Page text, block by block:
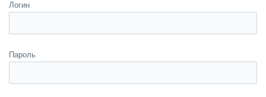
Логин
Пароль